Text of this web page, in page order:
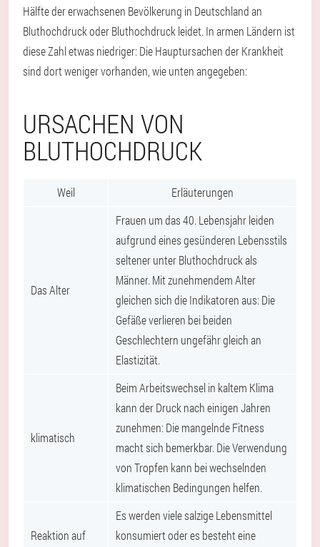
Hälfte der erwachsenen Bevölkerung in Deutschland an
Bluthochdruck oder Bluthochdruck leidet. In armen Ländern ist
diese Zahl etwas niedriger: Die Hauptursachen der Krankheit
sind dort weniger vorhanden, wie unten angegeben:
URSACHEN VON
BLUTHOCHDRUCK
Weil Erläuterungen
Das Alter
Frauen um das 40. Lebensjahr leiden
aufgrund eines gesünderen Lebensstils
seltener unter Bluthochdruck als
Männer. Mit zunehmendem Alter
gleichen sich die Indikatoren aus: Die
Gefäße verlieren bei beiden
Geschlechtern ungefähr gleich an
Elastizität.
klimatisch
Beim Arbeitswechsel in kaltem Klima
kann der Druck nach einigen Jahren
zunehmen: Die mangelnde Fitness
macht sich bemerkbar. Die Verwendung
von Tropfen kann bei wechselnden
klimatischen Bedingungen helfen.
Reaktion auf
Es werden viele salzige Lebensmittel
konsumiert oder es besteht eine